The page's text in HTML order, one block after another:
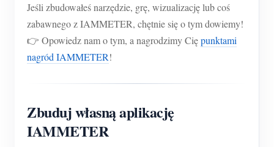
Jeśli zbudowałeś narzędzie, grę, wizualizację lub coś
zabawnego z IAMMETER, chętnie się o tym dowiemy!
👉 Opowiedz nam o tym, a nagrodzimy Ciępunktami
nagród IAMMETER!
Zbuduj własną aplikację
IAMMETER